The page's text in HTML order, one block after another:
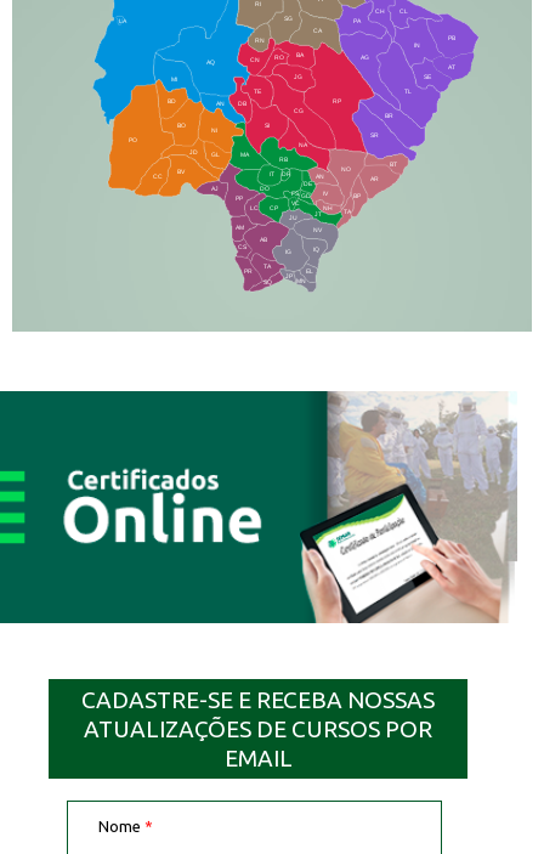
AQ
MI
AN
RI
SG
BA
CA
PA
CH CL
PB
SE
TL
AG
BR
SR
BT
AR
RP
RO
JG
CG
SI
NA
TA
NH
JT
RB
MA
IT
DR
DO
CP
JU
NV
IQ
EL
BD
BO
NI
JD
PO
BV
CC
PP
AJ
LC
AM
AB
JP
DB
TE
CS
PR
TA
SQ
IG
MN
IN
NO
BP
RN
CN
GL
AN
IV
FS
VC
GD
DE
AT
LA
CADASTRE-SE E RECEBA NOSSAS
ATUALIZAÇÕES DE CURSOS POR
EMAIL
Nome *